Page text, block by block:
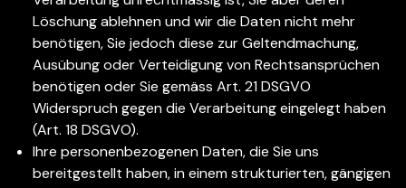
Löschung ablehnen und wir die Daten nicht mehr
benötigen, Sie jedoch diese zur Geltendmachung,
Ausübung oder Verteidigung von Rechtsansprüchen
benötigen oder Sie gemäss Art. 21 DSGVO
Widerspruch gegen die Verarbeitung eingelegt haben
(Art. 18 DSGVO).
Ihre personenbezogenen Daten, die Sie uns
bereitgestellt haben, in einem strukturierten, gängigen